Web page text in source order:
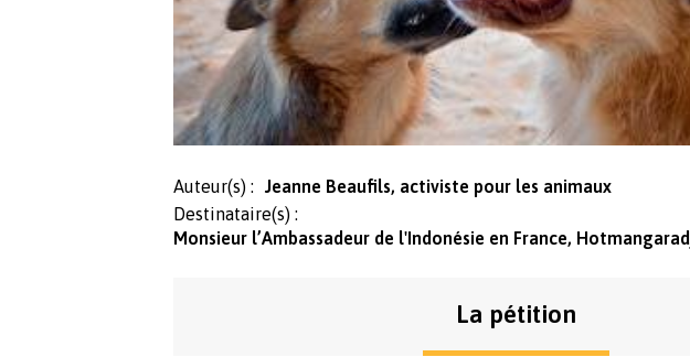
Auteur(s) :
Jeanne Beaufils, activiste pour les animaux
Destinataire(s) :
Monsieur l’Ambassadeur de l'Indonésie en France,
La pétition